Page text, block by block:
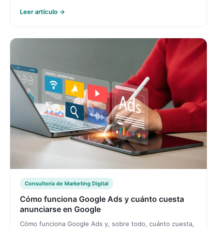
Leer artículo →
Consultoría de Marketing Digital
Cómo funciona Google Ads y cuánto cuesta
anunciarse en Google
Cómo funciona Google Ads y, sobre todo, cuánto cuesta,